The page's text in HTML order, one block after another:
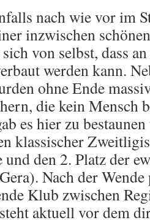
nach wie vor im
inzwischen
von selbst, dass
werden kann.
ohne Ende
die kein Mensch
es hier zu
klassischer
und den 2. Platz der
Nach der
Klub zwischen
aktuell vor dem